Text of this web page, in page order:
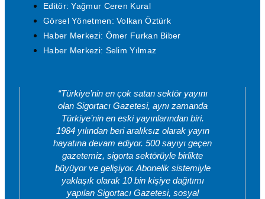
Editör: Yağmur Ceren Kural
Görsel Yönetmen: Volkan Öztürk
Haber Merkezi: Ömer Furkan Biber
Haber Merkezi: Selim Yılmaz
“Türkiye’nin en çok satan sektör yayını
olan Sigortacı Gazetesi, aynı zamanda
Türkiye’nin en eski yayınlarından biri.
1984 yılından beri aralıksız olarak yayın
hayatına devam ediyor. 500 sayıyı geçen
gazetemiz, sigorta sektörüyle birlikte
büyüyor ve gelişiyor. Abonelik sistemiyle
yaklaşık olarak 10 bin kişiye dağıtımı
yapılan Sigortacı Gazetesi, sosyal